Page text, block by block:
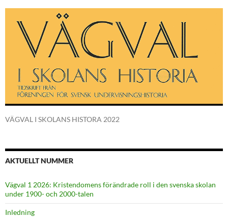
VÄGVAL I SKOLANS HISTORA 2022
AKTUELLT NUMMER
Vägval 1 2026: Kristendomens förändrade roll i den svenska skolan
under 1900- och 2000-talen
Inledning